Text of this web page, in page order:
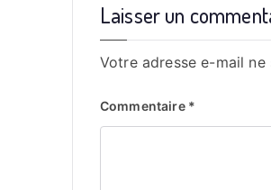
Laisser un
Votre adresse e-mail ne
Commentaire *